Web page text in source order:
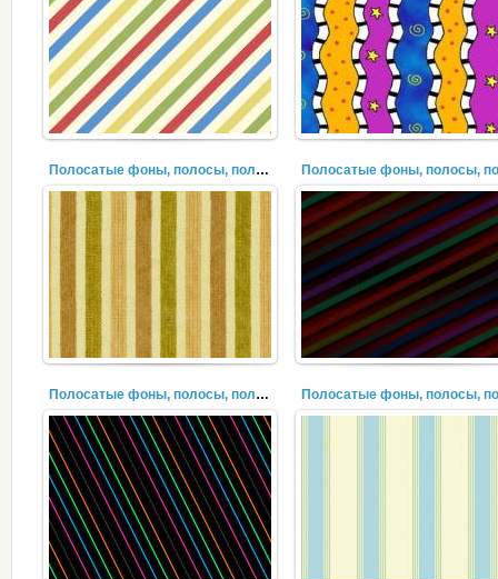
Полосатые фоны, полосы, полоски, лучи (20)
Полосатые фоны, полосы, полоски, лучи (19)